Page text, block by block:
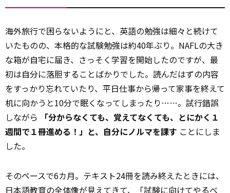
海外旅行で困らないようにと、英語の勉強は細々と続けて
いたものの、本格的な試験勉強は約40年ぶり。NAFLの大き
な箱が自宅に届き、さっそく学習を開始したのですが、最
初は自分に落胆することばかりでした。読んだはずの内容
をすっかり忘れていたり、平日仕事から帰って家事を終えて
机に向かうと10分で眠くなってしまったり……。試行錯誤
しながら
「分からなくても、覚えてなくても、とにかく１
週間で１冊進める！」と、自分にノルマを課す ことにしま
した。
そのペースで6カ月。テキスト24冊を読み終えたときには、
日本語教育の全体像が見えてきて、「試験に向けてやるべ